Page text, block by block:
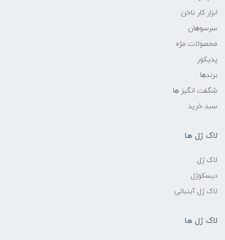
ابزار کار ناخن
سرسوهان
محصولات مژه
پدیکور
برندها
شگفت انگیز ها
سبد خرید
لاک ژل ها
لاک ژل
دیسکوژل
لاک ژل آبنباتی
لاک ژل ها